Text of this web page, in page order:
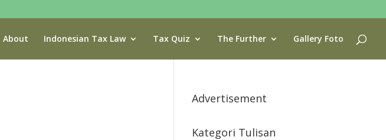
About Indonesian Tax Law Tax Quiz The Further Gallery Foto
Advertisement
Kategori Tulisan